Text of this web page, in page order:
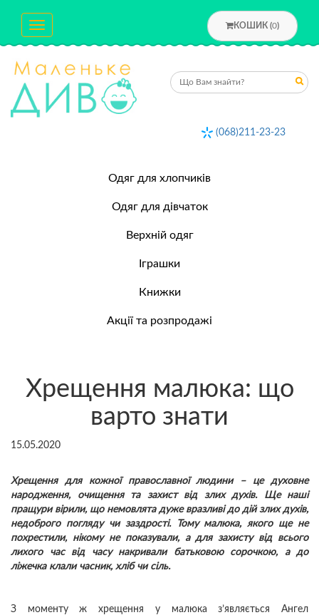
Toggle
КОШИК (0)
(068)211-23-23
Одяг для хлопчиків
Одяг для дівчаток
Верхній одяг
Іграшки
Книжки
Акції та розпродажі
Хрещення малюка: що
варто знати
15.05.2020
Хрещення для кожної православної людини – це духовне
народження, очищення та захист від злих духів. Ще наші
пращури вірили, що немовлята дуже вразливі до дій злих духів,
недоброго погляду чи заздрості. Тому малюка, якого ще не
похрестили, нікому не показували, а для захисту від всього
лихого час від часу накривали батьковою сорочкою, а до
ліжечка клали часник, хліб чи сіль.
З моменту ж хрещення у малюка з’являється Ангел